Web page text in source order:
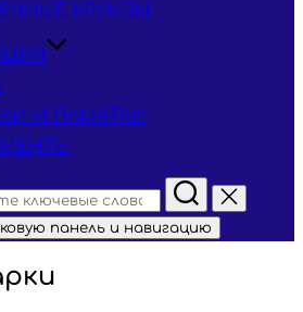
КРУИЗЫ
И ПАМЯТКИ
панель и навигацию